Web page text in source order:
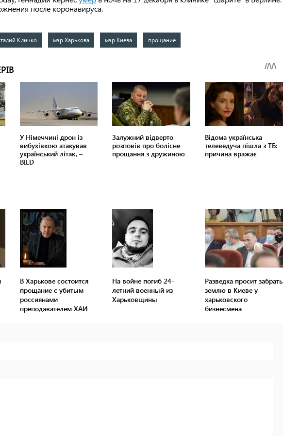
после коронавируса.
Кличко мэр Харькова мэр Киева прощание
В Харькове состоится
прощание с убитым
россиянами
преподавателем ХАИ
На войне погиб 24-
летний военный из
Харьковщины
Разведка просит забрать
землю в Киеве у
харьковского
бизнесмена